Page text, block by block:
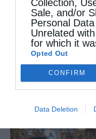
Collection,
Sale, and/or
Personal
Unrelated
for which it
Opted Out
CONFIRM
Data Deletion
Ιεροσολύμων